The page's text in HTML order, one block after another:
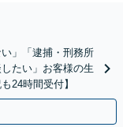
」「逮捕・刑務所
たい」お客様の生
24時間受付】